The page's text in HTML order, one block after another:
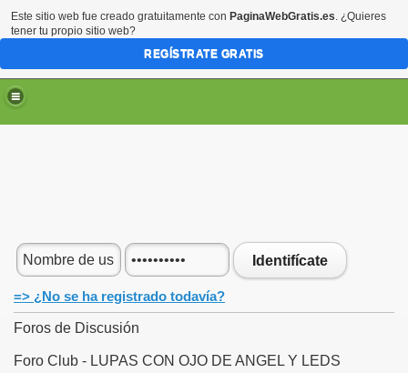
Identifícate
=> ¿No se ha registrado todavía?
Foros de Discusión
Foro Club - LUPAS CON OJO DE ANGEL Y LEDS
Este sitio web fue creado gratuitamente con PaginaWebGratis.es. ¿Quieres
tener tu propio sitio web?
REGÍSTRATE GRATIS